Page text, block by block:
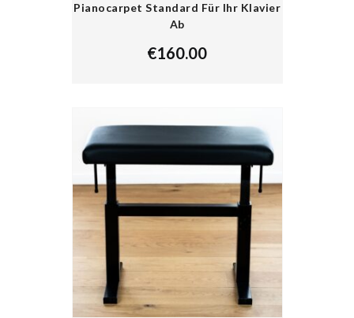
Pianocarpet Standard Für Ihr Klavier
Ab
€160.00